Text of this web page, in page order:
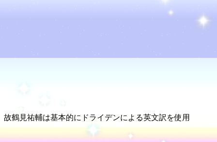
故鶴見祐輔は基本的にドライデンによる英文訳を使用